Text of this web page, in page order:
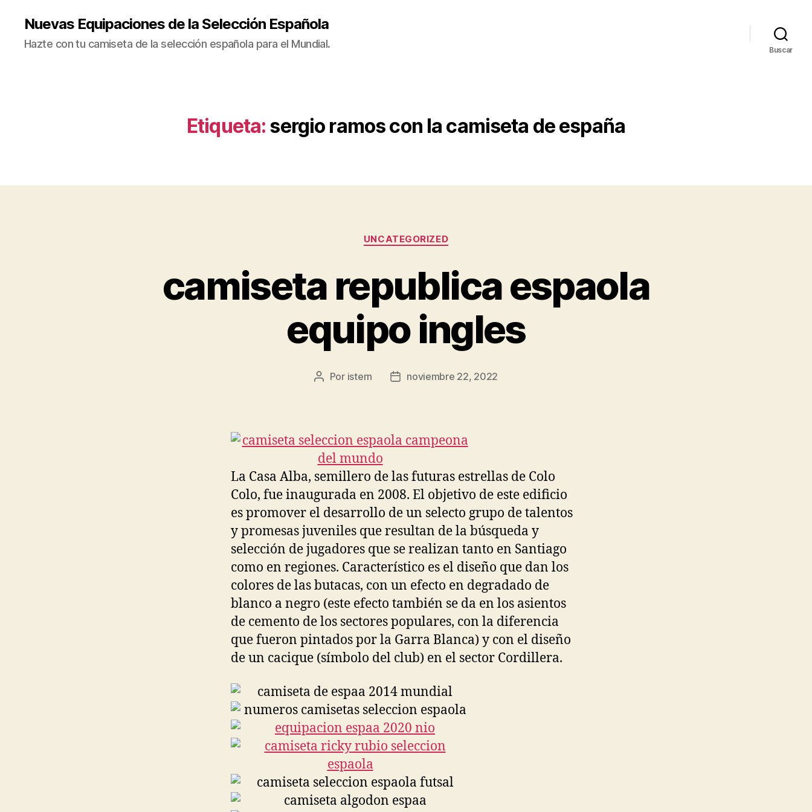
Nuevas Equipaciones de la Selección Española
Hazte con tu camiseta de la selección española para el Mundial. Buscar
Etiqueta: sergio ramos con la camiseta de españa
Categorías
UNCATEGORIZED
camiseta republica espaola
equipo ingles
Autor
Por istern
Fechanoviembre 22, 2022
La Casa Alba, semillero de las futuras estrellas de Colo
Colo, fue inaugurada en 2008. El objetivo de este edificio
es promover el desarrollo de un selecto grupo de talentos
y promesas juveniles que resultan de la búsqueda y
selección de jugadores que se realizan tanto en Santiago
como en regiones. Característico es el diseño que dan los
colores de las butacas, con un efecto en degradado de
blanco a negro (este efecto también se da en los asientos
de cemento de los sectores populares, con la diferencia
que fueron pintados por la Garra Blanca) y con el diseño
de un cacique (símbolo del club) en el sector Cordillera.